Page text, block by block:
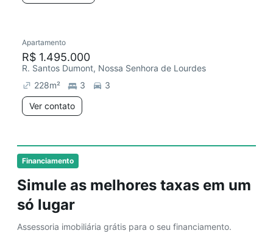
Financiamento
Simule as melhores taxas em um
só lugar
Assessoria imobiliária grátis para o seu financiamento.
Apartamento
R$ 1.495.000
R. Santos Dumont, Nossa Senhora de Lourdes
228m² 3
3
Ver contato